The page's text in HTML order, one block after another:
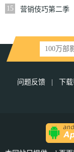
15
营销伎巧第二季
问题反馈 下